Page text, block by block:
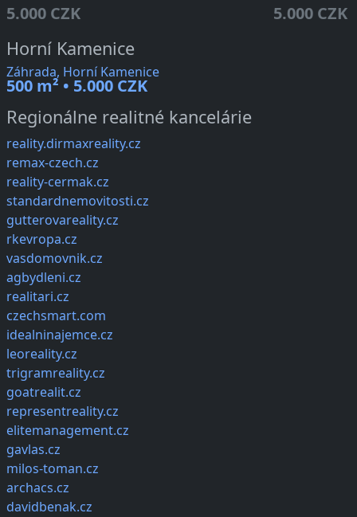
5.000 CZK 5.000 CZK
Horní Kamenice
Záhrada, Horní Kamenice
500 m² • 5.000 CZK
Regionálne realitné kancelárie
reality.dirmaxreality.cz
remax-czech.cz
reality-cermak.cz
standardnemovitosti.cz
gutterovareality.cz
rkevropa.cz
vasdomovnik.cz
agbydleni.cz
realitari.cz
czechsmart.com
idealninajemce.cz
leoreality.cz
trigramreality.cz
goatrealit.cz
representreality.cz
elitemanagement.cz
gavlas.cz
milos-toman.cz
archacs.cz
davidbenak.cz